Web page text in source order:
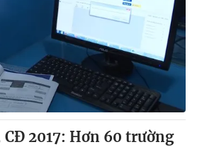
2017: Hơn 60 trường